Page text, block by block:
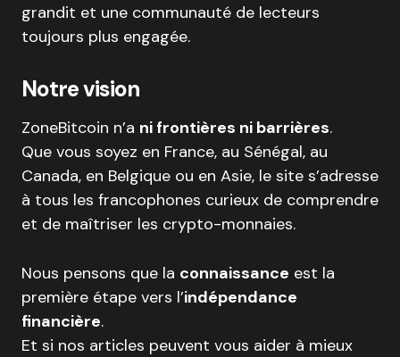
grandit et une communauté de lecteurs
toujours plus engagée.
Notre vision
ZoneBitcoin n’a ni frontières ni barrières.
Que vous soyez en France, au Sénégal, au
Canada, en Belgique ou en Asie, le site s’adresse
à tous les francophones curieux de comprendre
et de maîtriser les crypto-monnaies.
Nous pensons que la connaissance est la
première étape vers l’indépendance
financière.
Et si nos articles peuvent vous aider à mieux